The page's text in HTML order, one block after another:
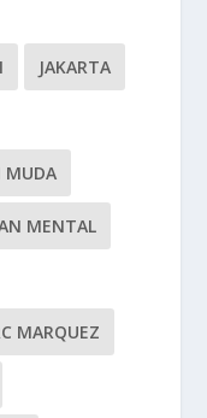
JAKARTA
MUDA
MENTAL
MARQUEZ